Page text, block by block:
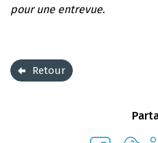
pour une entrevue.
Retour